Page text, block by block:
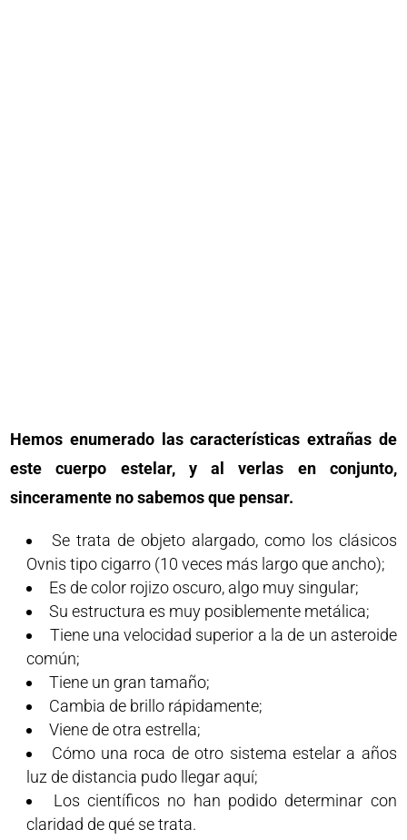
Hemos enumerado las características extrañas de
este cuerpo estelar, y al verlas en conjunto,
sinceramente no sabemos que pensar.
Se trata de objeto alargado, como los clásicos
Ovnis tipo cigarro (10 veces más largo que ancho);
Es de color rojizo oscuro, algo muy singular;
Su estructura es muy posiblemente metálica;
Tiene una velocidad superior a la de un asteroide
común;
Tiene un gran tamaño;
Cambia de brillo rápidamente;
Viene de otra estrella;
Cómo una roca de otro sistema estelar a años
luz de distancia pudo llegar aquí;
Los científicos no han podido determinar con
claridad de qué se trata.